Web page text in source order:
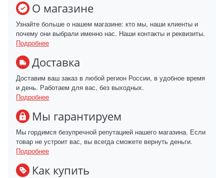
О магазине
Узнайте больше о нашем магазине: кто мы, наши клиенты и
почему они выбрали именно нас. Наши контакты и реквизиты.
Подробнее
Доставка
Доставим ваш заказ в любой регион России, в удобное время
и день. Работаем для вас, без выходных.
Подробнее
Мы гарантируем
Мы гордимся безупречной репутацией нашего магазина. Если
товар не устроит вас, вы всегда сможете вернуть деньги.
Подробнее
Как купить